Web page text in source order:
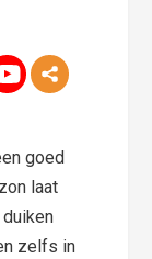
goed
laat
zelfs in